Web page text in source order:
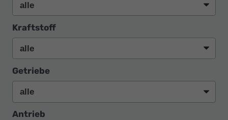
Kraftstoff
Getriebe
Antrieb